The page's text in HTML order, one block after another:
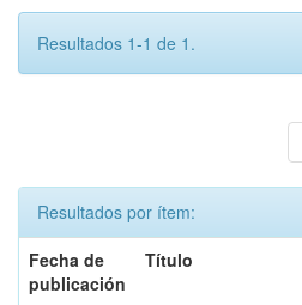
Resultados 1-1 de 1.
Resultados por ítem:
Fecha de
publicación
Título